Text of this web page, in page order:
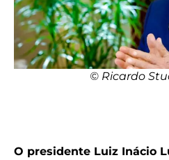
© Ricardo
O presidente Luiz Inácio